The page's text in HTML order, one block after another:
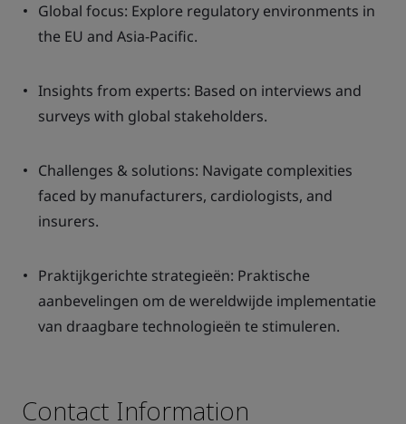
Global focus: Explore regulatory environments in
the EU and Asia-Pacific.
Insights from experts: Based on interviews and
surveys with global stakeholders.
Challenges & solutions: Navigate complexities
faced by manufacturers, cardiologists, and
insurers.
Praktijkgerichte strategieën: Praktische
aanbevelingen om de wereldwijde implementatie
van draagbare technologieën te stimuleren.